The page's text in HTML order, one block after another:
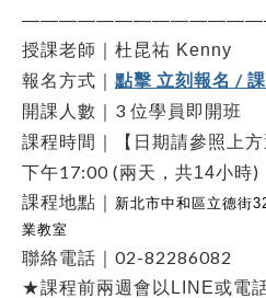
授課老師｜杜昆祐 Kenny
報名方式｜ 點擊 立刻報名 /
開課人數｜ 3 位學員即開班
課程時間｜【日期請參照上方
下午17:00 (兩天，共14小時)
課程地點｜ 新北市中和區立德街
業教室
聯絡電話｜ 02-82286082
★課程前兩週會以LINE或電